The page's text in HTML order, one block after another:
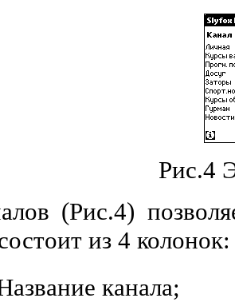
Рис.4
(Рис.4)
из 4 колонок:
канала;